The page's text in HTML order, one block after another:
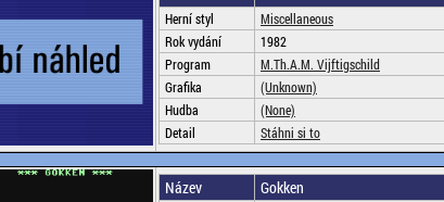
Herní styl
Miscellaneous
Rok vydání
1982
Program
M.Th.A.M. Vijftigschild
Grafika
(Unknown)
Hudba
(None)
Detail
Stáhni si to
Název Gokken